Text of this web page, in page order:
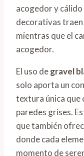
acogedor y
decorativas
mientras que el
acogedor.
El uso degravel
solo aporta un
textura única que
paredes grises.
que también
donde cada
momento de